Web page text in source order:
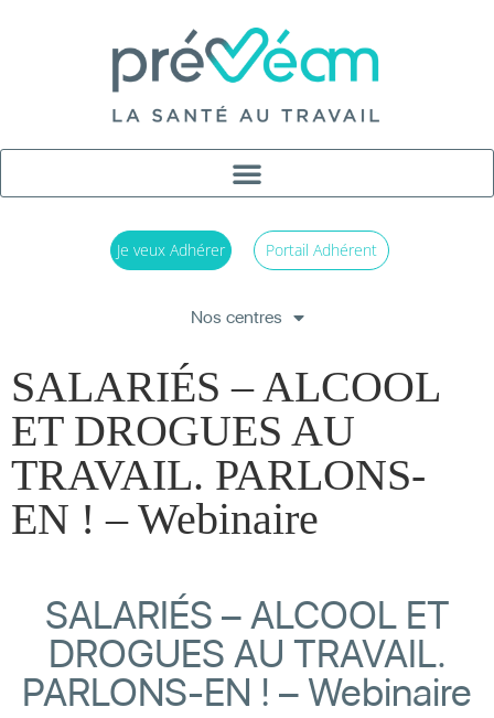
Je veux Adhérer Portail Adhérent
Nos centres
SALARIÉS – ALCOOL
ET DROGUES AU
TRAVAIL. PARLONS-
EN ! – Webinaire
SALARIÉS – ALCOOL ET
DROGUES AU TRAVAIL.
PARLONS-EN ! – Webinaire